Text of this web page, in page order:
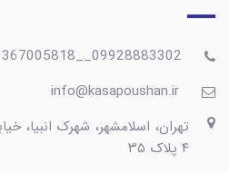
تهران، اسلامشهر، شهرک انبیا،
۴ پلاک ۳۵